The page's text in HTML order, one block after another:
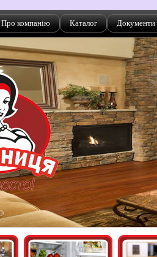
Про компанію Каталог Документи